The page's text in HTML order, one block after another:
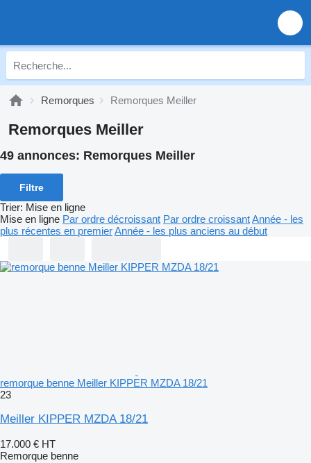
Remorques Remorques Meiller
Remorques Meiller
49 annonces: Remorques Meiller
Filtre
Trier: Mise en ligne
Mise en ligne Par ordre décroissant Par ordre croissantAnnée - les
plus récentes en premierAnnée - les plus anciens au début
remorque benne Meiller KIPPER MZDA 18/21
23
Meiller KIPPER MZDA 18/21
17.000 € HT
Remorque benne